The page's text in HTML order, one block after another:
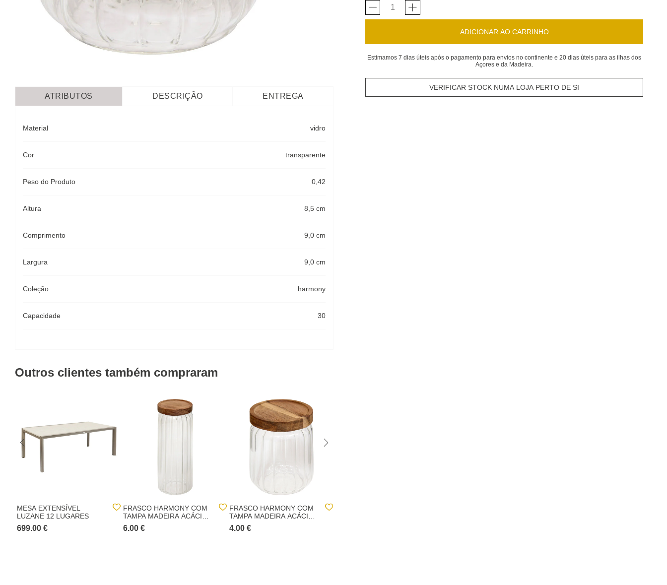
ADICIONAR AO CARRINHO
Estimamos 7 dias úteis após o pagamento para envios no continente e 20 dias úteis para as ilhas dos
Açores e da Madeira.
VERIFICAR STOCK NUMA LOJA PERTO DE SI
ATRIBUTOS DESCRIÇÃO ENTREGA
Material vidro
Cor transparente
Peso do Produto 0,42
Altura 8,5 cm
Comprimento 9,0 cm
Largura 9,0 cm
Coleção harmony
Capacidade 30
Outros clientes também compraram
MESA EXTENSÍVEL
LUZANE 12 LUGARES
699.00 €
FRASCO HARMONY COM
TAMPA MADEIRA ACÁCIA
1,4L
6.00 €
FRASCO HARMONY COM
TAMPA MADEIRA ACÁCIA
0,5L
4.00 €